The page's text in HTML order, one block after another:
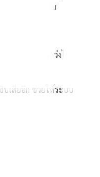
งทัศนียภาพครับ
อุณหภูมิให้แกว่งไม่เกิน
บเสียอีก ช่วยให้ระบบ